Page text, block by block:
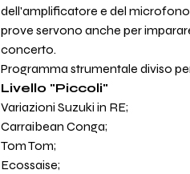
dell'amplificatore e del
prove servono anche per
concerto.
Programma strumentale diviso
Livello "Piccoli"
Variazioni Suzuki in RE;
Carraibean Conga;
Tom Tom;
Ecossaise;